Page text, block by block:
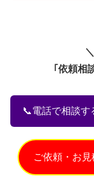
｢依頼相
📞電話で相談す
ご依頼・お見